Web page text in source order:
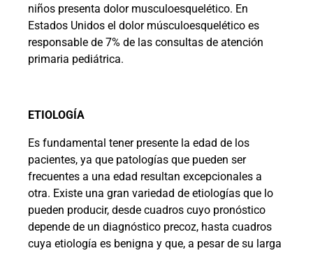
niños presenta dolor musculoesquelético. En
Estados Unidos el dolor músculoesquelético es
responsable de 7% de las consultas de atención
primaria pediátrica.
ETIOLOGÍA
Es fundamental tener presente la edad de los
pacientes, ya que patologías que pueden ser
frecuentes a una edad resultan excepcionales a
otra. Existe una gran variedad de etiologías que lo
pueden producir, desde cuadros cuyo pronóstico
depende de un diagnóstico precoz, hasta cuadros
cuya etiología es benigna y que, a pesar de su larga